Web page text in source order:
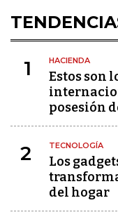
1 HACIENDA
Estos son
posesión
2 TECNOLOGÍA
Los
del hogar